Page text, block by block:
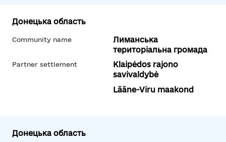
Донецька область
Community name
Лиманська
територіальна громада
Partner settlement
Klaipėdos rajono
savivaldybė
Lääne-Viru maakond
Донецька область